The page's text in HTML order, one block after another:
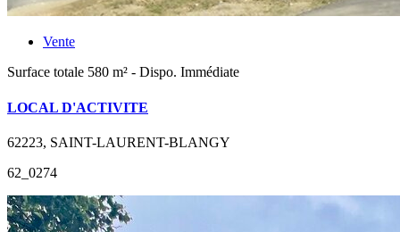
Vente
Surface totale 580 m² - Dispo. Immédiate
LOCAL D'ACTIVITE
62223, SAINT-LAURENT-BLANGY
62_0274